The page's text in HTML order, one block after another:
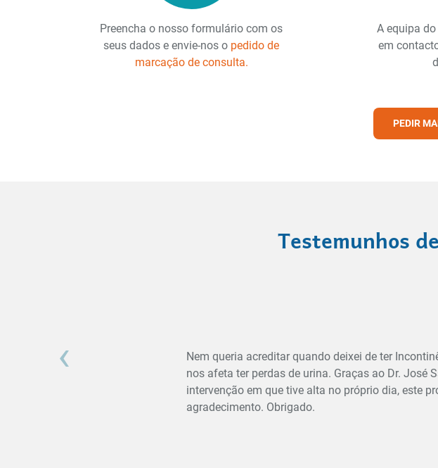
Preencha o nosso formulário com os
seus dados e envie-nos o pedido de
marcação de consulta.
A equipa
em
PEDIR
Testemunhos
Nem queria acreditar quando deixei de ter
nos afeta ter perdas de urina. Graças ao Dr. José
intervenção em que tive alta no próprio dia, este
agradecimento. Obrigado.
‹